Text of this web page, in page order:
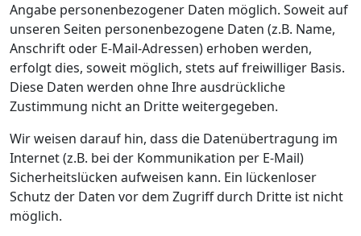
Angabe personenbezogener Daten möglich. Soweit auf
unseren Seiten personenbezogene Daten (z.B. Name,
Anschrift oder E-Mail-Adressen) erhoben werden,
erfolgt dies, soweit möglich, stets auf freiwilliger Basis.
Diese Daten werden ohne Ihre ausdrückliche
Zustimmung nicht an Dritte weitergegeben.
Wir weisen darauf hin, dass die Datenübertragung im
Internet (z.B. bei der Kommunikation per E-Mail)
Sicherheitslücken aufweisen kann. Ein lückenloser
Schutz der Daten vor dem Zugriff durch Dritte ist nicht
möglich.